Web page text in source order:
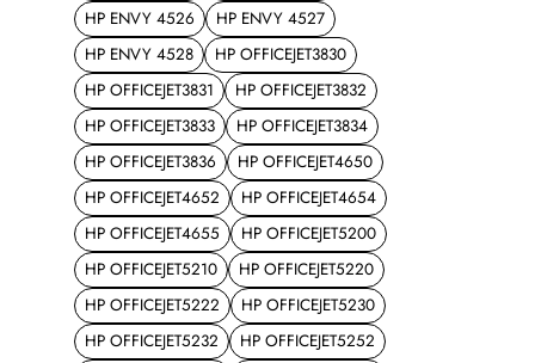
HP ENVY 4526
HP ENVY 4527
HP ENVY 4528
HP OFFICEJET3830
HP OFFICEJET3831
HP OFFICEJET3832
HP OFFICEJET3833
HP OFFICEJET3834
HP OFFICEJET3836
HP OFFICEJET4650
HP OFFICEJET4652
HP OFFICEJET4654
HP OFFICEJET4655
HP OFFICEJET5200
HP OFFICEJET5210
HP OFFICEJET5220
HP OFFICEJET5222
HP OFFICEJET5230
HP OFFICEJET5232
HP OFFICEJET5252